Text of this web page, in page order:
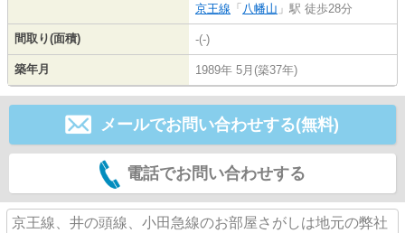
京王線 「 八幡山 」駅 徒歩28分
間取り(面積) -(-)
築年月 1989年 5月(築37年)
メールでお問い合わせする(無料)
電話でお問い合わせする
京王線、井の頭線、小田急線のお部屋さがしは地元の弊社